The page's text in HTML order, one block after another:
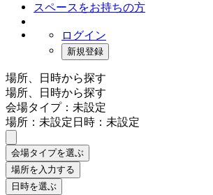
スペースをお持ちの方
ログイン
新規登録
場所、日時から探す
場所、日時から探す
会場タイプ：未設定
場所：未設定日時：未設定
会場タイプを選ぶ
場所を入力する
日時を選ぶ